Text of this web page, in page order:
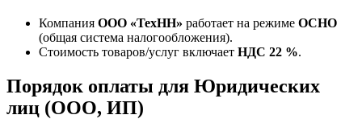
Компания ООО «ТехНН» работает на режиме ОСНО
(общая система налогообложения).
Стоимость товаров/услуг включает НДС 22 %.
Порядок оплаты для Юридических
лиц (ООО, ИП)